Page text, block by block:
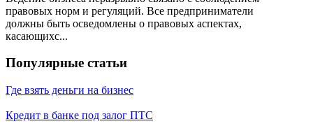
правовых норм и регуляций. Все предприниматели
должны быть осведомлены о правовых аспектах,
касающихс...
Популярные статьи
Где взять деньги на бизнес
Кредит в банке под залог ПТС